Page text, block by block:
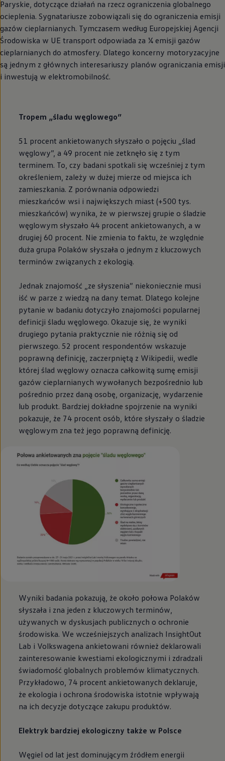
Paryskie, dotyczące działań na rzecz ograniczenia globalnego
ocieplenia. Sygnatariusze zobowiązali się do ograniczenia emisji
gazów cieplarnianych. Tymczasem według Europejskiej Agencji
Środowiska w UE transport odpowiada za ¼ emisji gazów
cieplarnianych do atmosfery. Dlatego koncerny motoryzacyjne
są jednym z głównych interesariuszy planów ograniczania emisji
i inwestują w elektromobilność.
Tropem „śladu węglowego”
51 procent ankietowanych słyszało o pojęciu „ślad
węglowy”, a 49 procent nie zetknęło się z tym
terminem. To, czy badani spotkali się wcześniej z tym
określeniem, zależy w dużej mierze od miejsca ich
zamieszkania. Z porównania odpowiedzi
mieszkańców wsi i największych miast (+500 tys.
mieszkańców) wynika, że w pierwszej grupie o śladzie
węglowym słyszało 44 procent ankietowanych, a w
drugiej 60 procent. Nie zmienia to faktu, że względnie
duża grupa Polaków słyszała o jednym z kluczowych
terminów związanych z ekologią.
Jednak znajomość „ze słyszenia” niekoniecznie musi
iść w parze z wiedzą na dany temat. Dlatego kolejne
pytanie w badaniu dotyczyło znajomości popularnej
definicji śladu węglowego. Okazuje się, że wyniki
drugiego pytania praktycznie nie różnią się od
pierwszego. 52 procent respondentów wskazuje
poprawną definicję, zaczerpniętą z Wikipedii, wedle
której ślad węglowy oznacza całkowitą sumę emisji
gazów cieplarnianych wywołanych bezpośrednio lub
pośrednio przez daną osobę, organizację, wydarzenie
lub produkt. Bardziej dokładne spojrzenie na wyniki
pokazuje, że 74 procent osób, które słyszały o śladzie
węglowym zna też jego poprawną definicję.
Wyniki badania pokazują, że około połowa Polaków
słyszała i zna jeden z kluczowych terminów,
używanych w dyskusjach publicznych o ochronie
środowiska. We wcześniejszych analizach InsightOut
Lab i Volkswagena ankietowani również deklarowali
zainteresowanie kwestiami ekologicznymi i zdradzali
świadomość globalnych problemów klimatycznych.
Przykładowo, 74 procent ankietowanych deklaruje,
że ekologia i ochrona środowiska istotnie wpływają
na ich decyzje dotyczące zakupu produktów.
Elektryk bardziej ekologiczny także w Polsce
Węgiel od lat jest dominującym źródłem energii